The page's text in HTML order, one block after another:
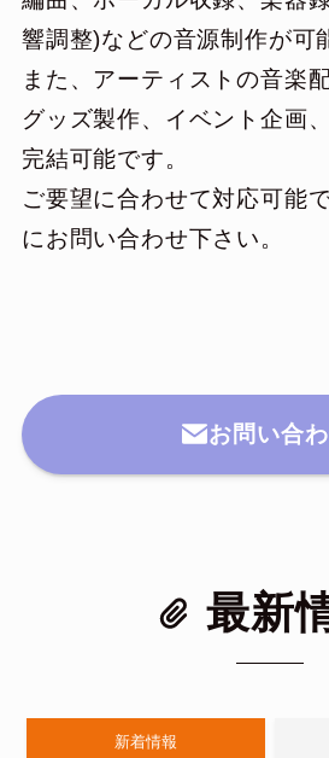
響調整)などの音源制作が可
また、アーティストの音楽
グッズ製作、イベント企画
完結可能です。
ご要望に合わせて対応可能
にお問い合わせ下さい。
お問い合
最新
新着情報